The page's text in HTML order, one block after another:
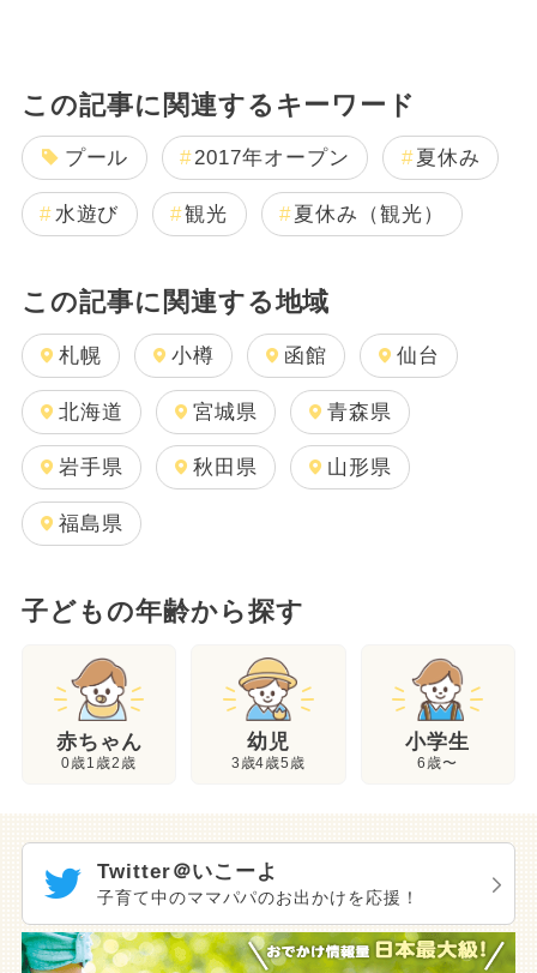
この記事に関連するキーワード
プール 2017年オープン 夏休み
水遊び 観光 夏休み（観光）
この記事に関連する地域
札幌 小樽 函館 仙台
北海道 宮城県 青森県
岩手県 秋田県 山形県
福島県
子どもの年齢から探す
赤ちゃん
0歳1歳2歳
幼児
3歳4歳5歳
小学生
6歳〜
Twitter＠いこーよ
子育て中のママパパのお出かけを応援！